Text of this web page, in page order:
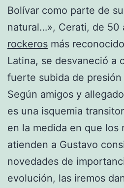
Bolívar como parte de
natural…», Cerati, de 50
rockeros más
Latina, se desvaneció a
fuerte subida de
Según amigos y
es una isquemia
en la medida en que los
atienden a Gustavo
novedades de
evolución, las iremos